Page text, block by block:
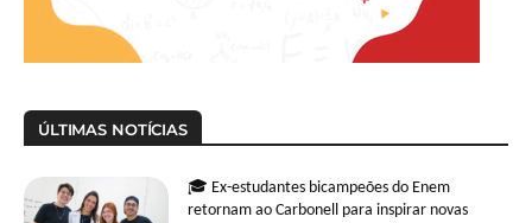
ÚLTIMAS NOTÍCIAS
🎓 Ex-estudantes bicampeões do Enem
retornam ao Carbonell para inspirar novas